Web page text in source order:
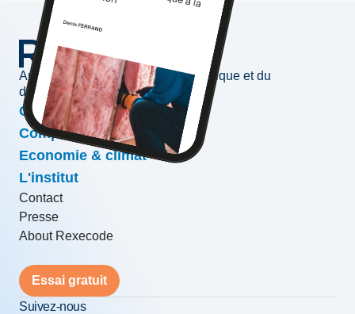
Au service de l'information économique et du
développement des entreprises
Conjoncture & prévisions
Compétitivité & croissance
Economie & climat
L'institut
Contact
Presse
About Rexecode
Essai gratuit
Suivez-nous